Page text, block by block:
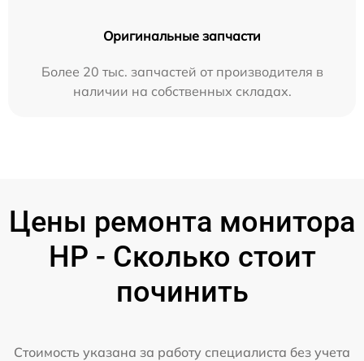
Оригинальные запчасти
Более 20 тыс. запчастей от производителя в
наличии на собственных складах.
Цены ремонта монитора
HP - Сколько стоит
починить
Стоимость указана за работу специалиста без учета